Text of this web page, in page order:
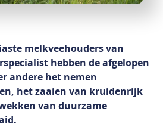
melkveehouders van
hebben de afgelopen
andere het nemen
het zaaien van kruidenrijk
van duurzame